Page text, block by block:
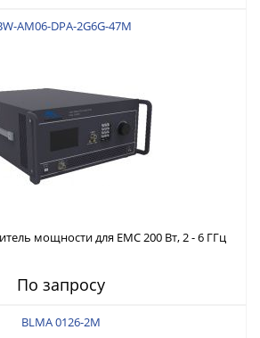
AM06-DPA-2G6G-47M
мощности для ЕМС 200 Вт, 2 - 6 ГГц
По запросу
BLMA 0126-2M